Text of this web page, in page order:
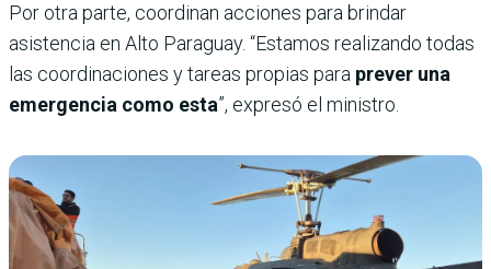
Por otra parte, coordinan acciones para brindar
asistencia en Alto Paraguay. “Estamos realizando todas
las coordinaciones y tareas propias para prever una
emergencia como esta”, expresó el ministro.